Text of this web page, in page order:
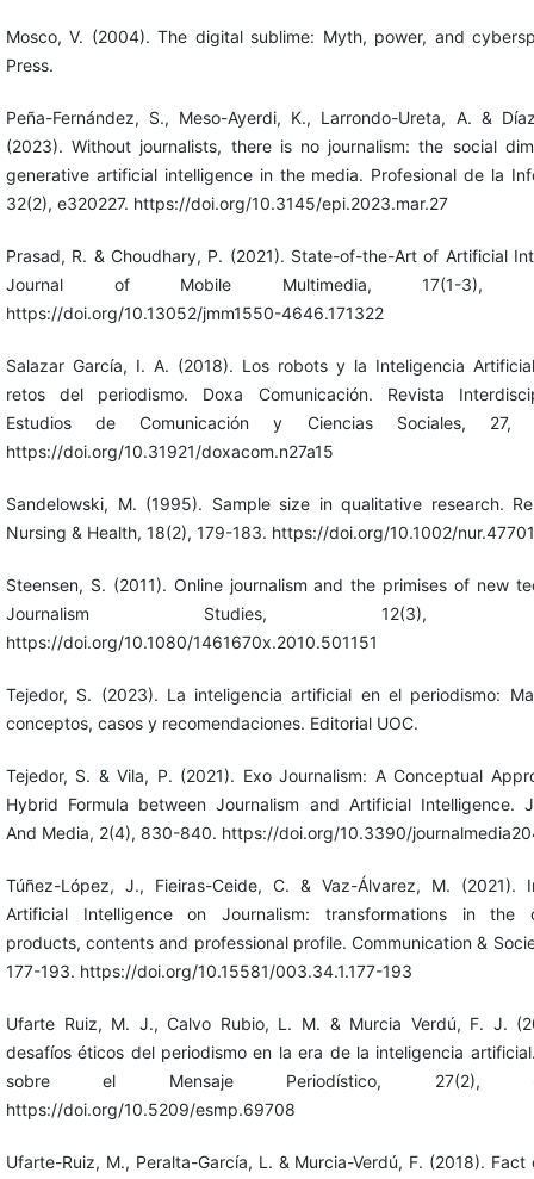
Mosco, V. (2004). The digital sublime: Myth, power, and
Press.
Peña-Fernández, S., Meso-Ayerdi, K., Larrondo-Ureta, A. &
(2023). Without journalists, there is no journalism: the social
generative artificial intelligence in the media. Profesional de la
32(2), e320227. https://doi.org/10.3145/epi.2023.mar.27
Prasad, R. & Choudhary, P. (2021). State-of-the-Art of Artificial
Journal of Mobile Multimedia, 17(1-3),
https://doi.org/10.13052/jmm1550-4646.171322
Salazar García, I. A. (2018). Los robots y la Inteligencia
retos del periodismo. Doxa Comunicación. Revista
Estudios de Comunicación y Ciencias Sociales, 27,
https://doi.org/10.31921/doxacom.n27a15
Sandelowski, M. (1995). Sample size in qualitative research.
Nursing & Health, 18(2), 179-183. https://doi.org/10.1002/
Steensen, S. (2011). Online journalism and the primises of new
Journalism Studies, 12(3),
https://doi.org/10.1080/1461670x.2010.501151
Tejedor, S. (2023). La inteligencia artificial en el periodismo:
conceptos, casos y recomendaciones. Editorial UOC.
Tejedor, S. & Vila, P. (2021). Exo Journalism: A Conceptual
Hybrid Formula between Journalism and Artificial Intelligence.
And Media, 2(4), 830-840. https://doi.org/10.3390/
Túñez-López, J., Fieiras-Ceide, C. & Vaz-Álvarez, M. (2021).
Artificial Intelligence on Journalism: transformations in the
products, contents and professional profile. Communication &
177-193. https://doi.org/10.15581/003.34.1.177-193
Ufarte Ruiz, M. J., Calvo Rubio, L. M. & Murcia Verdú, F. J.
desafíos éticos del periodismo en la era de la inteligencia
sobre el Mensaje Periodístico, 27(2),
https://doi.org/10.5209/esmp.69708
Ufarte-Ruiz, M., Peralta-García, L. & Murcia-Verdú, F. (2018). Fact